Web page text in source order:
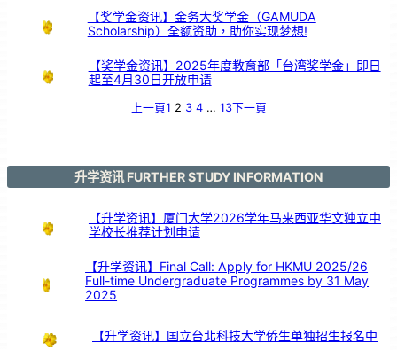
【奖学金资讯】金务大奖学金（GAMUDA
Scholarship）全额资助，助你实现梦想!
【奖学金资讯】2025年度教育部「台湾奖学金」即日
起至4月30日开放申请
上一頁1 2 3 4 … 13下一頁
升学资讯 FURTHER STUDY INFORMATION
【升学资讯】厦门大学2026学年马来西亚华文独立中
学校长推荐计划申请
【升学资讯】Final Call: Apply for HKMU 2025/26
Full-time Undergraduate Programmes by 31 May
2025
【升学资讯】国立台北科技大学侨生单独招生报名中